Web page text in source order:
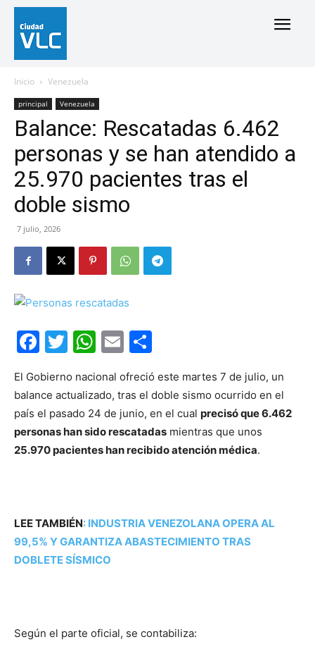
Inicio Venezuela
principal Venezuela
Balance: Rescatadas 6.462
personas y se han atendido a
25.970 pacientes tras el
doble sismo
7 julio, 2026
Facebook
Twitter
WhatsApp
Email
El Gobierno nacional ofreció este martes 7 de julio, un
balance actualizado, tras el doble sismo ocurrido en el
país el pasado 24 de junio, en el cual precisó que 6.462
personas han sido rescatadas mientras que unos
25.970 pacientes han recibido atención médica.
LEE TAMBIÉN: INDUSTRIA VENEZOLANA OPERA AL
99,5% Y GARANTIZA ABASTECIMIENTO TRAS
DOBLETE SÍSMICO
Según el parte oficial, se contabiliza: